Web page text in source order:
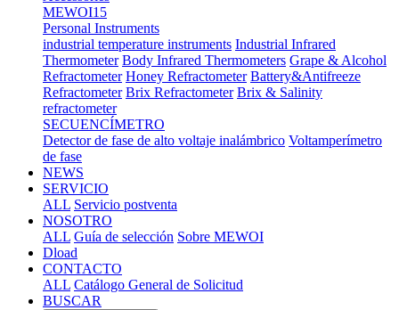
MEWOI15
Personal Instruments
industrial temperature instruments Industrial Infrared
Thermometer Body Infrared Thermometers Grape & Alcohol
Refractometer Honey Refractometer Battery&Antifreeze
Refractometer Brix Refractometer Brix & Salinity
refractometer
SECUENCÍMETRO
Detector de fase de alto voltaje inalámbrico Voltamperímetro
de fase
NEWS
SERVICIO
ALL Servicio postventa
NOSOTRO
ALL Guía de selección Sobre MEWOI
Dload
CONTACTO
ALL Catálogo General de Solicitud
BUSCAR